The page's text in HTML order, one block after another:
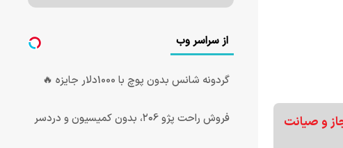
و صیانت
از سراسر وب
گردونه شانس بدون پوچ با 1000دلار جایزه 🔥
فروش راحت پژو ۲۰6، بدون کمیسیون و دردسر